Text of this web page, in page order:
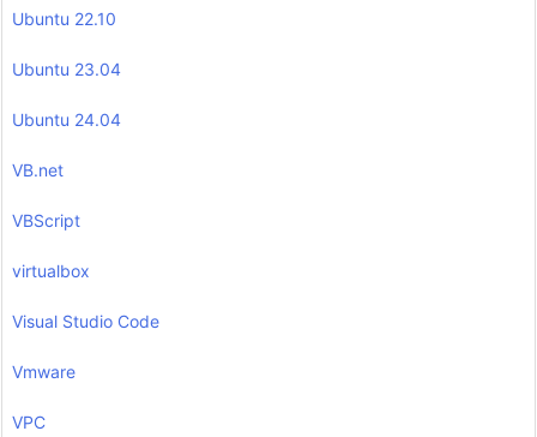
Ubuntu 22.10
Ubuntu 23.04
Ubuntu 24.04
VB.net
VBScript
virtualbox
Visual Studio Code
Vmware
VPC